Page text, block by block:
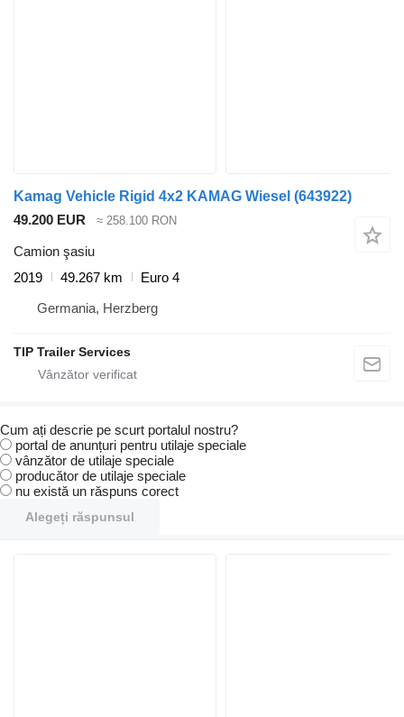
Kamag Vehicle Rigid 4x2 KAMAG Wiesel (643922)
49.200 EUR
≈ 258.100 RON
Camion şasiu
2019
49.267 km
Euro 4
Germania, Herzberg
TIP Trailer Services
Cum ați descrie pe scurt portalul nostru?
portal de anunțuri pentru utilaje speciale
vânzător de utilaje speciale
producător de utilaje speciale
nu există un răspuns corect
Alegeți răspunsul